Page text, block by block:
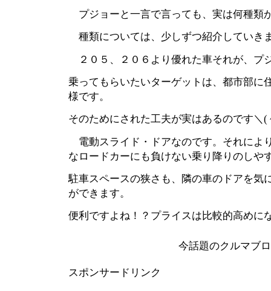
プジョー と一言で言っても、実は何種類
種類については、少しずつ紹介していき
２０５、２０６より優れた車それが、 プ
乗ってもらいたいターゲットは、都市部に
様です。
そのためにされた工夫が実はあるのです
電動スライド・ドアなのです。それによ
なロードカーにも負けない乗り降りのしや
駐車スペースの狭さも、隣の車のドアを気
ができます。
便利ですよね！？プライスは比較的高めに
今話題のクルマブ
スポンサードリンク